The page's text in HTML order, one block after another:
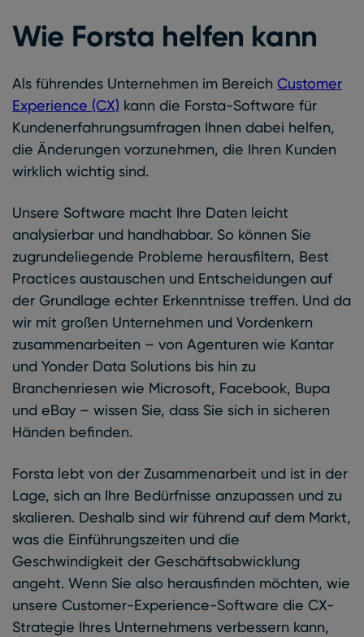
Wie Forsta helfen kann
Als führendes Unternehmen im Bereich Customer
Experience (CX) kann die Forsta-Software für
Kundenerfahrungsumfragen Ihnen dabei helfen,
die Änderungen vorzunehmen, die Ihren Kunden
wirklich wichtig sind.
Unsere Software macht Ihre Daten leicht
analysierbar und handhabbar. So können Sie
zugrundeliegende Probleme herausfiltern, Best
Practices austauschen und Entscheidungen auf
der Grundlage echter Erkenntnisse treffen. Und da
wir mit großen Unternehmen und Vordenkern
zusammenarbeiten – von Agenturen wie Kantar
und Yonder Data Solutions bis hin zu
Branchenriesen wie Microsoft, Facebook, Bupa
und eBay – wissen Sie, dass Sie sich in sicheren
Händen befinden.
Forsta lebt von der Zusammenarbeit und ist in der
Lage, sich an Ihre Bedürfnisse anzupassen und zu
skalieren. Deshalb sind wir führend auf dem Markt,
was die Einführungszeiten und die
Geschwindigkeit der Geschäftsabwicklung
angeht. Wenn Sie also herausfinden möchten, wie
unsere Customer-Experience-Software die CX-
Strategie Ihres Unternehmens verbessern kann,